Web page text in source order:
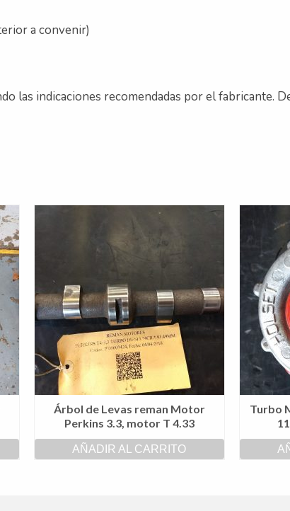
a convenir)
las indicaciones recomendadas por el fabricante.
Árbol de Levas reman Motor
Perkins 3.3, motor T 4.33
AÑADIR AL CARRITO
Turbo